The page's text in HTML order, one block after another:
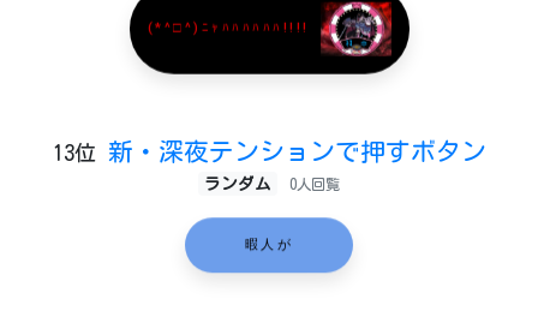
(*^□^)ﾆｬﾊﾊﾊﾊﾊﾊ!!!!
13位 新・深夜テンションで押すボタン
ランダム 0人回覧
暇人が